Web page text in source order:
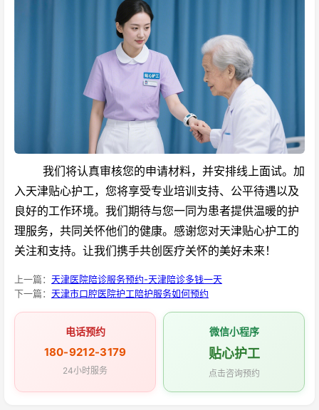
我们将认真审核您的申请材料，并安排线上面试。加
入天津贴心护工，您将享受专业培训支持、公平待遇以及
良好的工作环境。我们期待与您一同为患者提供温暖的护
理服务，共同关怀他们的健康。感谢您对天津贴心护工的
关注和支持。让我们携手共创医疗关怀的美好未来！
上一篇： 天津医院陪诊服务预约-天津陪诊多钱一天
下一篇： 天津市口腔医院护工陪护服务如何预约
电话预约
180-9212-3179
24小时服务
微信小程序
贴心护工
点击咨询预约